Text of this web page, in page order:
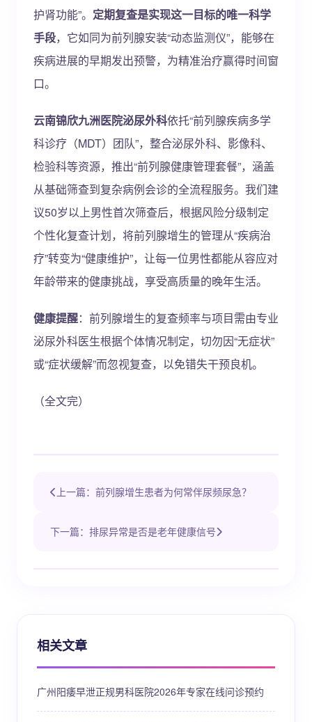
护肾功能”。 定期复查是实现这一目标的唯一科学
手段，它如同为前列腺安装“动态监测仪”，能够在
疾病进展的早期发出预警，为精准治疗赢得时间窗
口。
云南锦欣九洲医院泌尿外科依托“前列腺疾病多学
科诊疗（MDT）团队”，整合泌尿外科、影像科、
检验科等资源，推出“前列腺健康管理套餐”，涵盖
从基础筛查到复杂病例会诊的全流程服务。我们建
议50岁以上男性首次筛查后，根据风险分级制定
个性化复查计划，将前列腺增生的管理从“疾病治
疗”转变为“健康维护”，让每一位男性都能从容应对
年龄带来的健康挑战，享受高质量的晚年生活。
健康提醒：前列腺增生的复查频率与项目需由专业
泌尿外科医生根据个体情况制定，切勿因“无症状”
或“症状缓解”而忽视复查，以免错失干预良机。
（全文完）
上一篇：前列腺增生患者为何常伴尿频尿急？
下一篇：排尿异常是否是老年健康信号
相关文章
广州阳痿早泄正规男科医院2026年专家在线问诊预约